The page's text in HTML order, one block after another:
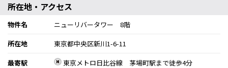
所在地・アクセス
物件名
ニューリバータワー 8階
所在地
東京都中央区新川1-6-11
最寄駅
東京メトロ日比谷線 茅場町駅まで徒歩4分